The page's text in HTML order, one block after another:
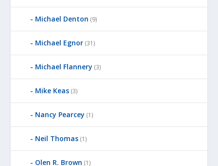
Michael Denton (9)
Michael Egnor (31)
Michael Flannery (3)
Mike Keas (3)
Nancy Pearcey (1)
Neil Thomas (1)
Olen R. Brown (1)